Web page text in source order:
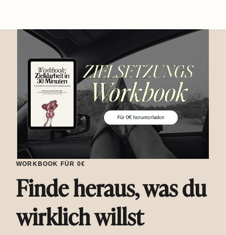
WORKBOOK FÜR 0€
Finde heraus, was du
wirklich willst